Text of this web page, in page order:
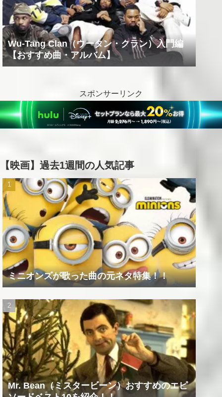
Wu-Tang Clan（ウータン・クラン）入門編
【おすすめ曲・アルバム】
スポンサーリンク
【映画】過去1週間の人気記事
ミニオンズが歌った曲の元ネタ特集！！
Mr. Bean（ミスタービーン）おすすめのエピ